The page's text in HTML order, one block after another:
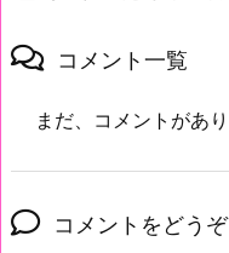
コメント一覧
まだ、コメントがあ
コメントをどうぞ